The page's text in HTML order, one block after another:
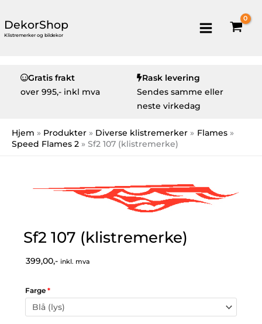
DekorShop
Klistremerker og bildekor
Gratis frakt
over 995,- inkl mva
Rask levering
Sendes samme eller
neste virkedag
Hjem Produkter Diverse klistremerker
Flames
Speed Flames 2
Sf2 107 (klistremerke)
Sf2 107 (klistremerke)
399,00,- inkl. mva
Farge *